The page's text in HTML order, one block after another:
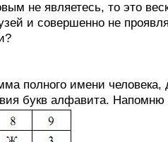
не являетесь, то это
и совершенно не
полного имени человека,
букв алфавита.